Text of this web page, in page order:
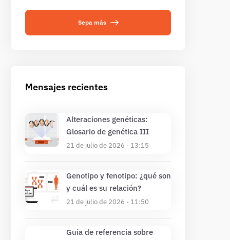
Sepa más
Mensajes recientes
Alteraciones genéticas:
Glosario de genética III
21 de julio de 2026 - 13:15
Genotipo y fenotipo: ¿qué son
y cuál es su relación?
21 de julio de 2026 - 11:50
Guía de referencia sobre